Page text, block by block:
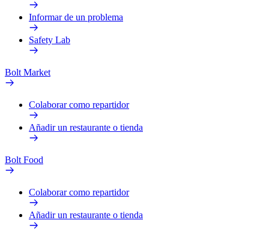
Informar de un problema
Safety Lab
Bolt Market
Colaborar como repartidor
Añadir un restaurante o tienda
Bolt Food
Colaborar como repartidor
Añadir un restaurante o tienda